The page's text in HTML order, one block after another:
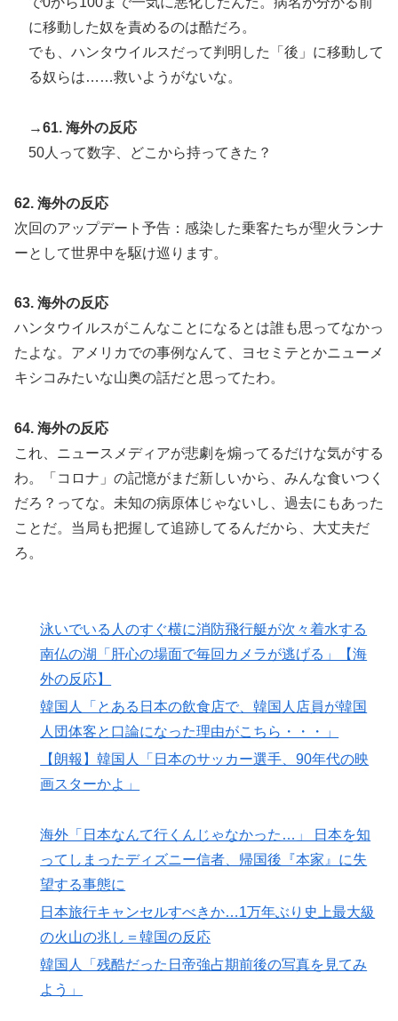
に移動した奴を責めるのは酷だろ。
でも、ハンタウイルスだって判明した「後」に移動して
る奴らは……救いようがないな。
→61. 海外の反応
50人って数字、どこから持ってきた？
62. 海外の反応
次回のアップデート予告：感染した乗客たちが聖火ランナ
ーとして世界中を駆け巡ります。
63. 海外の反応
ハンタウイルスがこんなことになるとは誰も思ってなかっ
たよな。アメリカでの事例なんて、ヨセミテとかニューメ
キシコみたいな山奥の話だと思ってたわ。
64. 海外の反応
これ、ニュースメディアが悲劇を煽ってるだけな気がする
わ。「コロナ」の記憶がまだ新しいから、みんな食いつく
だろ？ってな。未知の病原体じゃないし、過去にもあった
ことだ。当局も把握して追跡してるんだから、大丈夫だ
ろ。
泳いでいる人のすぐ横に消防飛行艇が次々着水する
南仏の湖「肝心の場面で毎回カメラが逃げる」【海
外の反応】
韓国人「とある日本の飲食店で、韓国人店員が韓国
人団体客と口論になった理由がこちら・・・」
【朗報】韓国人「日本のサッカー選手、90年代の映
画スターかよ」
海外「日本なんて行くんじゃなかった…」 日本を知
ってしまったディズニー信者、帰国後『本家』に失
望する事態に
日本旅行キャンセルすべきか…1万年ぶり史上最大級
の火山の兆し＝韓国の反応
韓国人「残酷だった日帝強占期前後の写真を見てみ
よう」